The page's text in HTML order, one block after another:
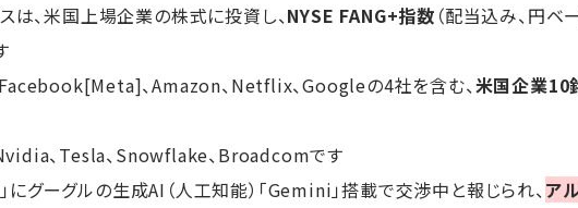
、米国上場企業の株式に投資し、NYSE FANG+指数 （配当込み、円ベ
Facebook[Meta]、Amazon、Netflix、Googleの4社を含む、米国企業10
、Tesla、Snowflake、Broadcomです
グーグルの生成AI（人工知能）「Gemini」搭載で交渉中と報じられ、 ア